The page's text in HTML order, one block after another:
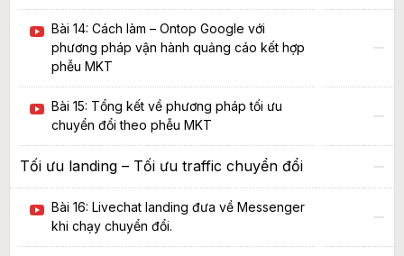
Bài 14: Cách làm – Ontop Google với
phương pháp vận hành quảng cáo kết hợp
phễu MKT
Bài 15: Tổng kết về phương pháp tối ưu
chuyển đổi theo phễu MKT
Tối ưu landing – Tối ưu traffic chuyển đổi
Bài 16: Livechat landing đưa về Messenger
khi chạy chuyển đổi.